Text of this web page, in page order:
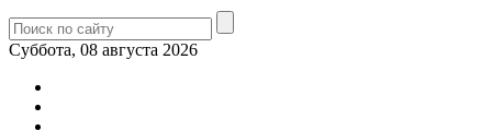
Суббота, 08 августа 2026